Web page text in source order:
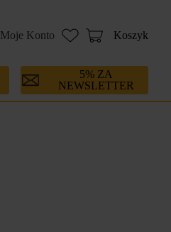
Moje Konto Koszyk
5% ZA
NEWSLETTER